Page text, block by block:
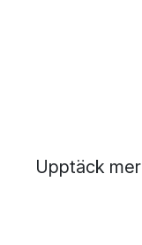
Upptäck mer